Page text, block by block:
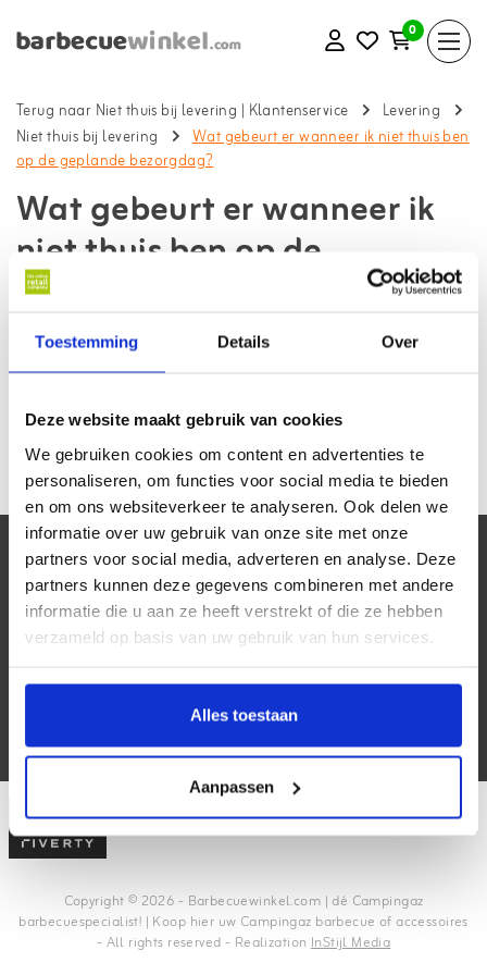
Toestemming Details Over
Deze website maakt gebruik van cookies
We gebruiken cookies om content en advertenties te
personaliseren, om functies voor social media te bieden
en om ons websiteverkeer te analyseren. Ook delen we
informatie over uw gebruik van onze site met onze
partners voor social media, adverteren en analyse. Deze
partners kunnen deze gegevens combineren met andere
informatie die u aan ze heeft verstrekt of die ze hebben
verzameld op basis van uw gebruik van hun services.
Alles toestaan
Aanpassen
0
Terug naar Niet thuis bij levering | Klantenservice
Levering
Niet thuis bij levering
Wat gebeurt er wanneer ik niet thuis ben
op de geplande bezorgdag?
Wat gebeurt er wanneer ik
niet thuis ben op de
geplande bezorgdag?
Terug naar klantenservice
De bezorger zal de volgende werkdag nogmaals langskomen.
dichtstbijzijnde PostNL afleverpunt afgeleverd. Uiteraard word je
hiervan via e-mail op de hoogte gehouden. Voor meer informatie
kun je ook de track and trace in de gaten houden.
Klantenservice
Mijn account
Copyright © 2026 - Barbecuewinkel.com | dé Campingaz
barbecuespecialist! | Koop hier uw Campingaz barbecue of accessoires
- All rights reserved - Realization InStijl Media